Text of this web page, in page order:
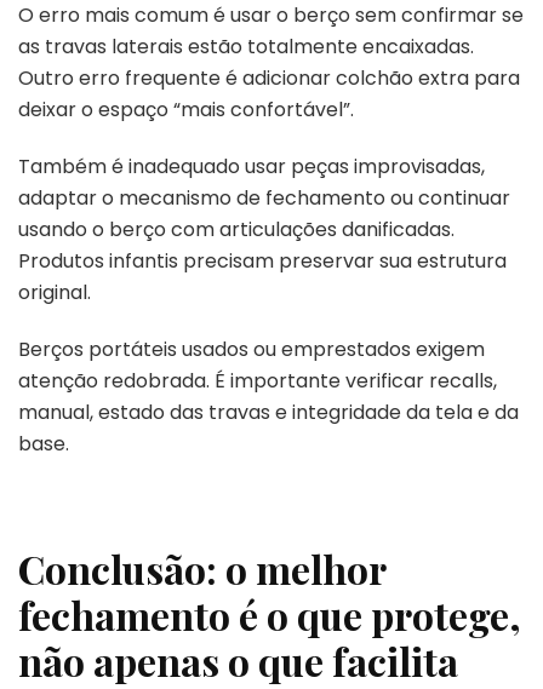
O erro mais comum é usar o berço sem confirmar se
as travas laterais estão totalmente encaixadas.
Outro erro frequente é adicionar colchão extra para
deixar o espaço “mais confortável”.
Também é inadequado usar peças improvisadas,
adaptar o mecanismo de fechamento ou continuar
usando o berço com articulações danificadas.
Produtos infantis precisam preservar sua estrutura
original.
Berços portáteis usados ou emprestados exigem
atenção redobrada. É importante verificar recalls,
manual, estado das travas e integridade da tela e da
base.
Conclusão: o melhor
fechamento é o que protege,
não apenas o que facilita